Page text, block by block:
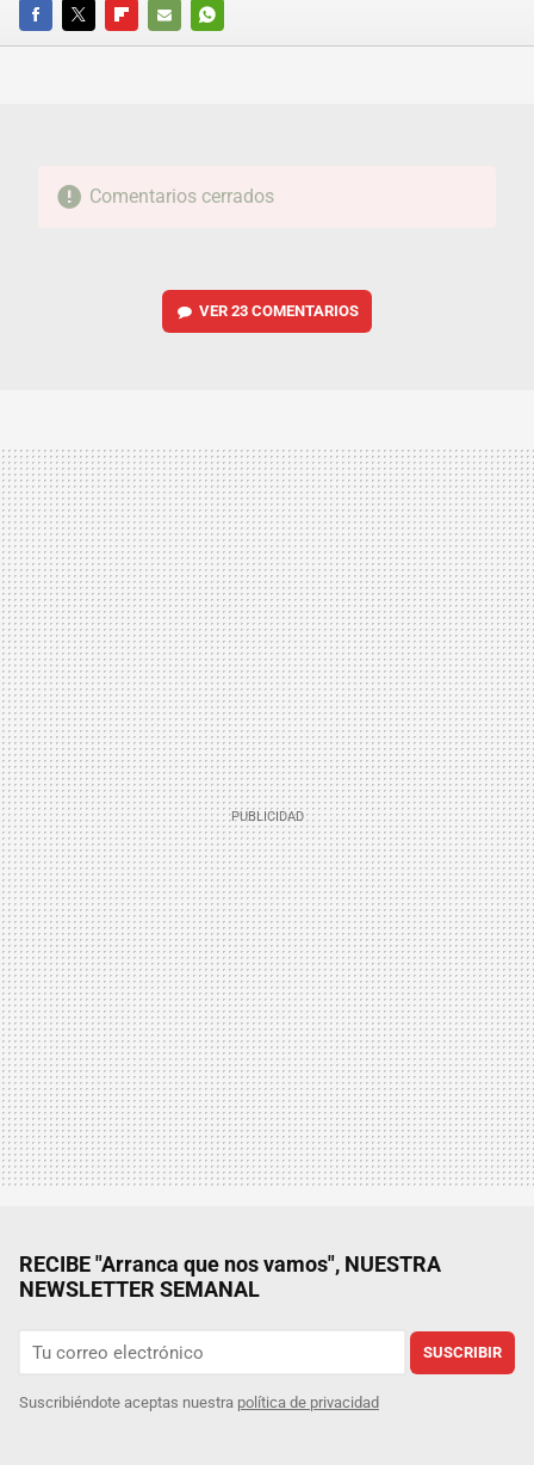
FACEBOOKTWITTERFLIPBOARD
E-
WHATSAPP
Comentarios cerrados
VER 23 COMENTARIOS
RECIBE "Arranca que nos vamos", NUESTRA
NEWSLETTER SEMANAL
SUSCRIBIR
Suscribiéndote aceptas nuestra política de privacidad